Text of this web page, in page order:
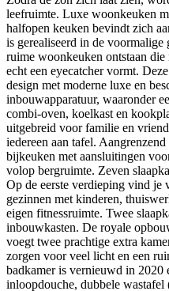
leefruimte. Luxe woonkeuken
halfopen keuken bevindt zich
is gerealiseerd in de voormalige
ruime woonkeuken ontstaan
echt een eyecatcher vormt.
design met moderne luxe en
inbouwapparatuur, waaronder
combi-oven, koelkast en
uitgebreid voor familie en
iedereen aan tafel.
bijkeuken met aansluitingen
volop bergruimte. Zeven
Op de eerste verdieping vind je
gezinnen met kinderen,
eigen fitnessruimte. Twee
inbouwkasten. De royale
voegt twee prachtige extra
zorgen voor veel licht en een
badkamer is vernieuwd in 2020
inloopdouche, dubbele wastafel